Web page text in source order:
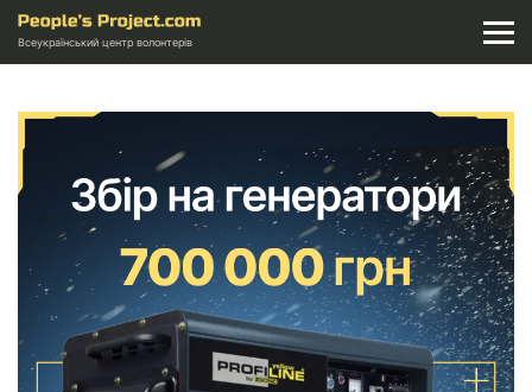
Всеукраїнський центр волонтерів